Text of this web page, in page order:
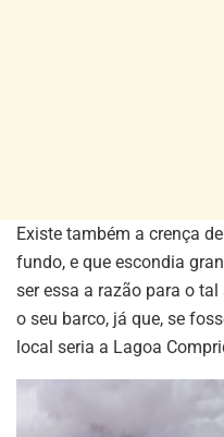
Existe também a crença
fundo, e que escondia
ser essa a razão para o
o seu barco, já que, se
local seria a Lagoa